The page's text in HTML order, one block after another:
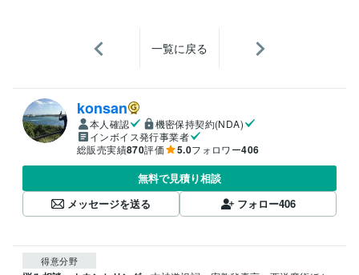
一覧に戻る
konsan
本人確認
機密保持契約(NDA)
インボイス発行事業者
総販売実績870評価 5.0フォロワー406
無料で見積り相談
メッセージを送る
フォロー406
得意分野